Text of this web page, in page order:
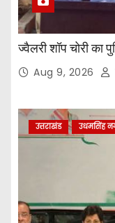
ज्वैलरी शॉप चोरी का
Aug 9, 2026
उत्तराखंड उधमसिंह